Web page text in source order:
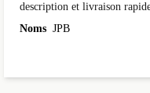
description et livraison
Noms JPB